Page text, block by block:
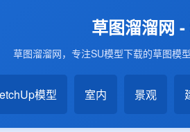
草图溜溜网
草图溜溜网，专注SU模型下载的草图模
模型 室内 景观